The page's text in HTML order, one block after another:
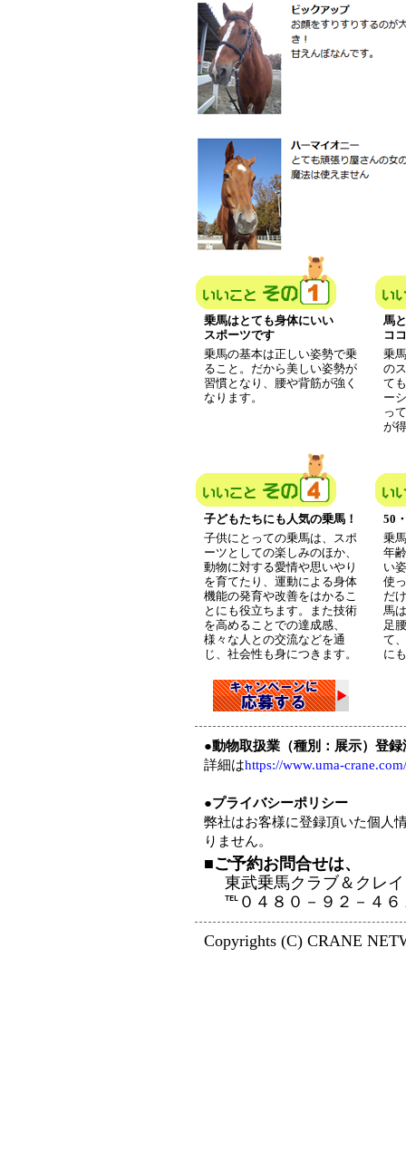
乗馬はとても身体にいい
スポーツです
乗馬の基本は正しい姿勢で乗
ること。だから美しい姿勢が
習慣となり、腰や背筋が強く
なります。
馬
コ
乗
の
て
ー
っ
が
子どもたちにも人気の乗馬！
子供にとっての乗馬は、スポ
ーツとしての楽しみのほか、
動物に対する愛情や思いやり
を育てたり、運動による身体
機能の発育や改善をはかるこ
とにも役立ちます。また技術
を高めることでの達成感、
様々な人との交流などを通
じ、社会性も身につきます。
50
乗
年
い
使
だ
馬
足
て
に
●動物取扱業（種別：展示）登録
詳細はhttps://www.uma-
●プライバシーポリシー
弊社はお客様に登録頂いた個人
りません。
■ご予約お問合せは、
東武乗馬クラブ＆クレ
℡０４８０－９２－４６
Copyrights (C) CRANE